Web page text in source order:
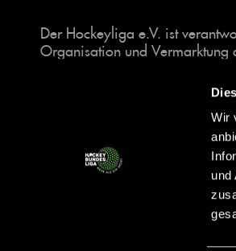
Wir
und
Der Hockeyliga e.V. ist
Organisation und Vermarktung
Halle. Insgesamt sind über 60
Dach der Hockeyliga
Herren als auch im Damen